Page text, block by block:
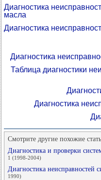
Диагностика
масла
Диагностика
Диагностика
Таблица диагностики
Диагностика
Смотрите другие похожие
Диагностика и проверки
1 (1998-2004)
Диагностика неисправностей
1990)